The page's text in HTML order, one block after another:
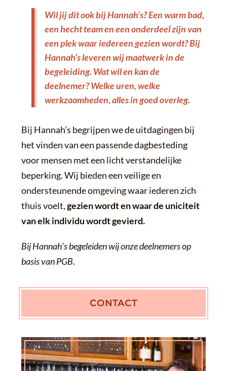
Wil jij dit ook bij Hannah’s? Een warm bad,
een hecht team en een onderdeel zijn van
een plek waar iedereen gezien wordt? Bij
Hannah’s leveren wij maatwerk in de
begeleiding. Wat wil en kan de
deelnemer? Welke uren, welke
werkzaamheden, alles in goed overleg.
Bij Hannah’s begrijpen we de uitdagingen bij
het vinden van een passende dagbesteding
voor mensen met een licht verstandelijke
beperking. Wij bieden een veilige en
ondersteunende omgeving waar iederen zich
thuis voelt,gezien wordt en waar de uniciteit
van elk individu wordt gevierd.
Bij Hannah’s begeleiden wij onze deelnemers op
basis van PGB.
CONTACT